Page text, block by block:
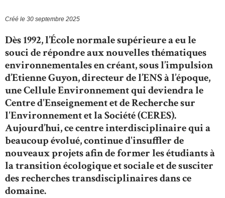
Créé le 30 septembre 2025
Dès 1992, l’École normale supérieure a eu le
souci de répondre aux nouvelles thématiques
environnementales en créant, sous l’impulsion
d’Etienne Guyon, directeur de l’ENS à l’époque,
une Cellule Environnement qui deviendra le
Centre d'Enseignement et de Recherche sur
l'Environnement et la Société (CERES).
Aujourd’hui, ce centre interdisciplinaire qui a
beaucoup évolué, continue d'insuffler de
nouveaux projets afin de former les étudiants à
la transition écologique et sociale et de susciter
des recherches transdisciplinaires dans ce
domaine.